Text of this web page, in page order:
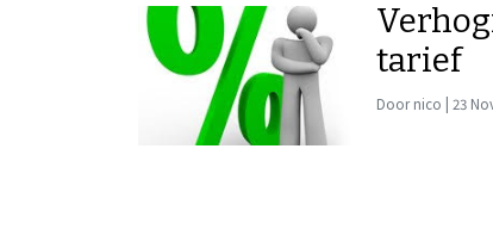
tarief
Door nico | 23